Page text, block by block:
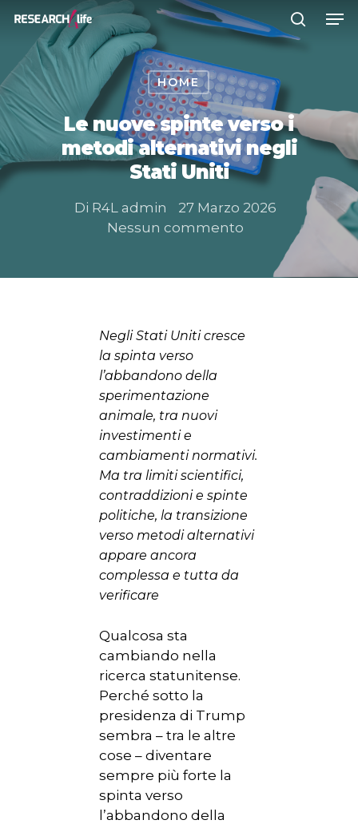
Premere INVIO per cercare o ESC
per chiudere
HOME
Le nuove spinte verso i
metodi alternativi negli
Stati Uniti
Di R4L admin
27 Marzo 2026
Nessun commento
Negli Stati Uniti cresce
la spinta verso
l’abbandono della
sperimentazione
animale, tra nuovi
investimenti e
cambiamenti normativi.
Ma tra limiti scientifici,
contraddizioni e spinte
politiche, la transizione
verso metodi alternativi
appare ancora
complessa e tutta da
verificare
Qualcosa sta
cambiando nella
ricerca statunitense.
Perché sotto la
presidenza di Trump
sembra – tra le altre
cose – diventare
sempre più forte la
spinta verso
l’abbandono della